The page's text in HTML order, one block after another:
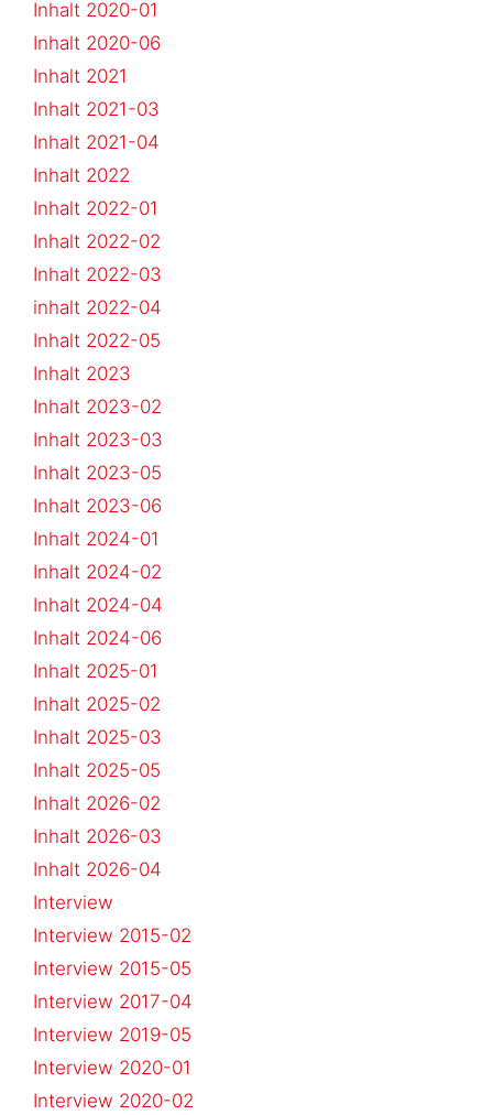
Inhalt 2020-01
Inhalt 2020-06
Inhalt 2021
Inhalt 2021-03
Inhalt 2021-04
Inhalt 2022
Inhalt 2022-01
Inhalt 2022-02
Inhalt 2022-03
inhalt 2022-04
Inhalt 2022-05
Inhalt 2023
Inhalt 2023-02
Inhalt 2023-03
Inhalt 2023-05
Inhalt 2023-06
Inhalt 2024-01
Inhalt 2024-02
Inhalt 2024-04
Inhalt 2024-06
Inhalt 2025-01
Inhalt 2025-02
Inhalt 2025-03
Inhalt 2025-05
Inhalt 2026-02
Inhalt 2026-03
Inhalt 2026-04
Interview
Interview 2015-02
Interview 2015-05
Interview 2017-04
Interview 2019-05
Interview 2020-01
Interview 2020-02